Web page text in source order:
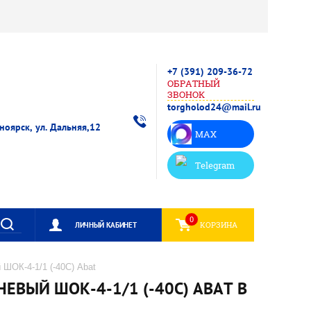
ул. Дальняя,12
+7 (391) 209-36-72
ОБРАТНЫЙ
ЗВОНОК
torgholod24@mail.ru
MAX
Telegram
КОРЗИНА
0
ЛИЧНЫЙ КАБИНЕТ
ШОК-4-1/1 (-40С) Abat
ШОК-4-1/1 (-40С) ABAT В